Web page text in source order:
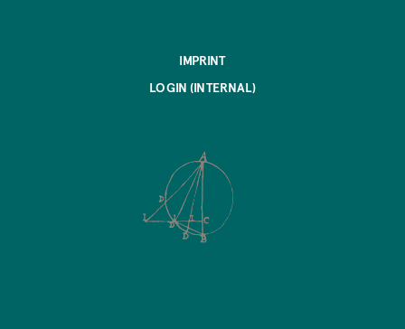
IMPRINT
LOGIN (INTERNAL)